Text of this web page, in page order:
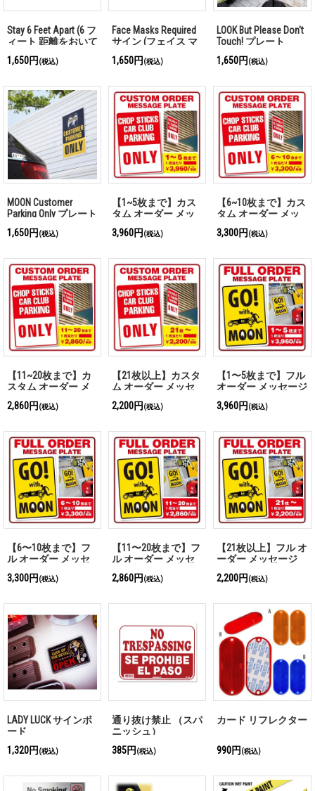
Stay 6 Feet Apart (6 フ
ィート 距離をおいて
ください)サイン
1,650円 (税込)
Face Masks Required
サイン (フェイス マ
スク 必須)
1,650円 (税込)
LOOK But Please Don't
Touch! プレート
1,650円 (税込)
MOON Customer
Parking Only プレート
1,650円 (税込)
【1~5枚まで】カス
タム オーダー メッ
セージ プレート
3,960円 (税込)
【6~10枚まで】カス
タム オーダー メッ
セージ プレート
3,300円 (税込)
【11~20枚まで】カ
スタム オーダー メ
2,860円(税込)
【21枚以上】カスタ
ム オーダー メッセ
2,200円(税込)
【1〜5枚まで】フル
オーダー メッセージ
3,960円(税込)
【6〜10枚まで】フ
ル オーダー メッセ
3,300円 (税込)
【11〜20枚まで】フ
ル オーダー メッセ
2,860円 (税込)
【21枚以上】フル オ
ーダー メッセージ
2,200円 (税込)
LADY LUCK サインボ
ード
1,320円 (税込)
通り抜け禁止 （スパ
ニッシュ）
385円 (税込)
カード リフレクター
990円 (税込)